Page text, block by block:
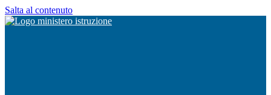
Salta al contenuto